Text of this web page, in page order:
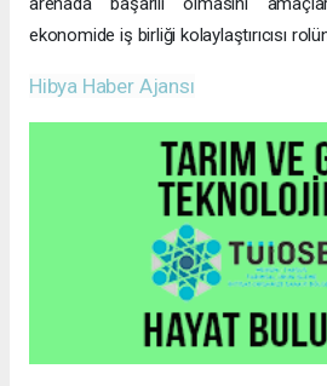
ekonomide iş birliği kolaylaştırıcısı
Hibya Haber Ajansı